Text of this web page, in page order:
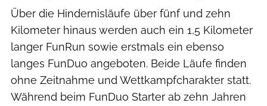
Über die Hindernisläufe über fünf und zehn
Kilometer hinaus werden auch ein 1,5 Kilometer
langer FunRun sowie erstmals ein ebenso
langes FunDuo angeboten. Beide Läufe finden
ohne Zeitnahme und Wettkampfcharakter statt.
Während beim FunDuo Starter ab zehn Jahren